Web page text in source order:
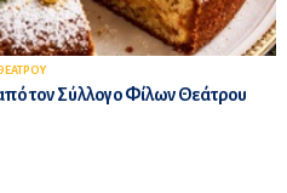
τον Σύλλογο Φίλων Θεάτρου